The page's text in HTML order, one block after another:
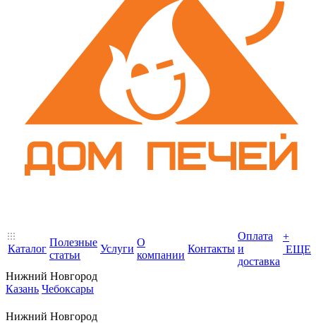
Каталог
Полезные
статьи
Услуги
О
компании
Контакты
Оплата
и
доставка
+
ЕЩЕ
Нижний Новгород
Казань Чебоксары
Нижний Новгород